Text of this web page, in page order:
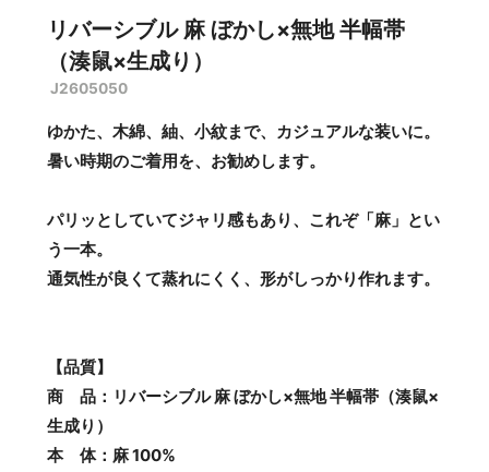
リバーシブル 麻 ぼかし×無地 半幅帯
（湊鼠×生成り）
J2605050
ゆかた、木綿、紬、小紋まで、カジュアルな装いに。
暑い時期のご着用を、お勧めします。
パリッとしていてジャリ感もあり、これぞ「麻」とい
う一本。
通気性が良くて蒸れにくく、形がしっかり作れます。
【品質】
商 品：リバーシブル 麻 ぼかし×無地 半幅帯（湊鼠×
生成り）
本 体：麻 100%